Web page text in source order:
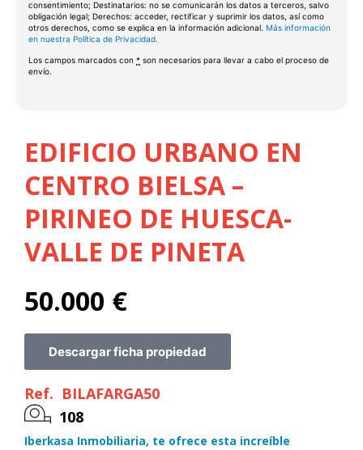
181
201
241
261
consentimiento; Destinatarios: no se comunicarán los datos a terceros, salvo
obligación legal; Derechos: acceder, rectificar y suprimir los datos, así como
otros derechos, como se explica en la información adicional. Más información
en nuestra Política de Privacidad.
Los campos marcados con * son necesarios para llevar a cabo el proceso de
envío.
EDIFICIO URBANO EN
CENTRO BIELSA –
PIRINEO DE HUESCA-
VALLE DE PINETA
50.000 €
Descargar ficha propiedad
Ref. BILAFARGA50
108
Iberkasa Inmobiliaria, te ofrece esta increíble